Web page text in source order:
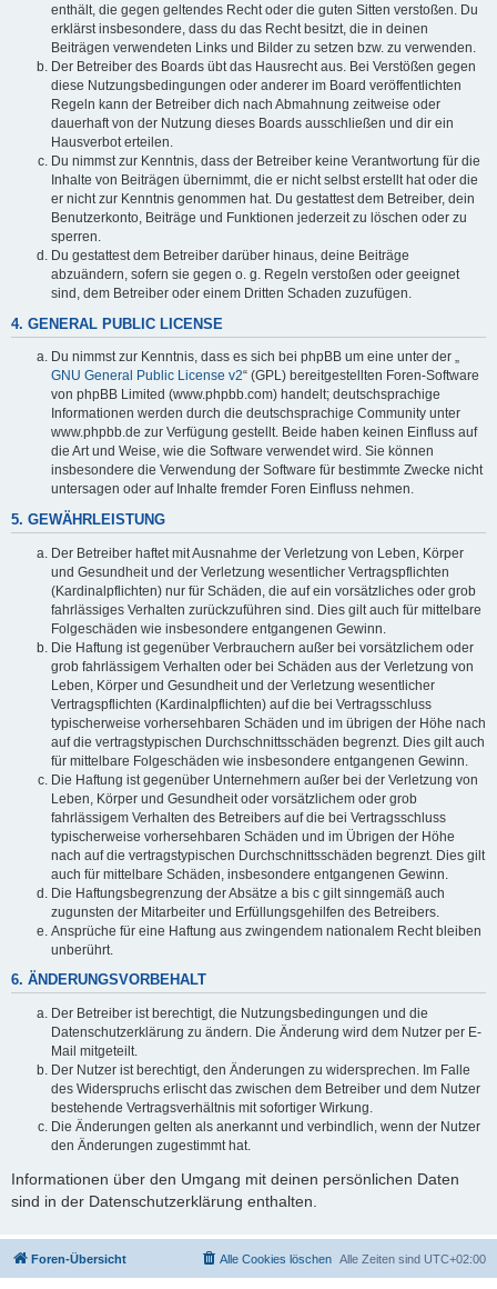
enthält, die gegen geltendes Recht oder die guten Sitten verstoßen. Du
erklärst insbesondere, dass du das Recht besitzt, die in deinen
Beiträgen verwendeten Links und Bilder zu setzen bzw. zu verwenden.
Der Betreiber des Boards übt das Hausrecht aus. Bei Verstößen gegen
diese Nutzungsbedingungen oder anderer im Board veröffentlichten
Regeln kann der Betreiber dich nach Abmahnung zeitweise oder
dauerhaft von der Nutzung dieses Boards ausschließen und dir ein
Hausverbot erteilen.
Du nimmst zur Kenntnis, dass der Betreiber keine Verantwortung für die
Inhalte von Beiträgen übernimmt, die er nicht selbst erstellt hat oder die
er nicht zur Kenntnis genommen hat. Du gestattest dem Betreiber, dein
Benutzerkonto, Beiträge und Funktionen jederzeit zu löschen oder zu
sperren.
Du gestattest dem Betreiber darüber hinaus, deine Beiträge
abzuändern, sofern sie gegen o. g. Regeln verstoßen oder geeignet
sind, dem Betreiber oder einem Dritten Schaden zuzufügen.
4. GENERAL PUBLIC LICENSE
Du nimmst zur Kenntnis, dass es sich bei phpBB um eine unter der „
GNU General Public License v2“ (GPL) bereitgestellten Foren-Software
von phpBB Limited (www.phpbb.com) handelt; deutschsprachige
Informationen werden durch die deutschsprachige Community unter
www.phpbb.de zur Verfügung gestellt. Beide haben keinen Einfluss auf
die Art und Weise, wie die Software verwendet wird. Sie können
insbesondere die Verwendung der Software für bestimmte Zwecke nicht
untersagen oder auf Inhalte fremder Foren Einfluss nehmen.
5. GEWÄHRLEISTUNG
Der Betreiber haftet mit Ausnahme der Verletzung von Leben, Körper
und Gesundheit und der Verletzung wesentlicher Vertragspflichten
(Kardinalpflichten) nur für Schäden, die auf ein vorsätzliches oder grob
fahrlässiges Verhalten zurückzuführen sind. Dies gilt auch für mittelbare
Folgeschäden wie insbesondere entgangenen Gewinn.
Die Haftung ist gegenüber Verbrauchern außer bei vorsätzlichem oder
grob fahrlässigem Verhalten oder bei Schäden aus der Verletzung von
Leben, Körper und Gesundheit und der Verletzung wesentlicher
Vertragspflichten (Kardinalpflichten) auf die bei Vertragsschluss
typischerweise vorhersehbaren Schäden und im übrigen der Höhe nach
auf die vertragstypischen Durchschnittsschäden begrenzt. Dies gilt auch
für mittelbare Folgeschäden wie insbesondere entgangenen Gewinn.
Die Haftung ist gegenüber Unternehmern außer bei der Verletzung von
Leben, Körper und Gesundheit oder vorsätzlichem oder grob
fahrlässigem Verhalten des Betreibers auf die bei Vertragsschluss
typischerweise vorhersehbaren Schäden und im Übrigen der Höhe
nach auf die vertragstypischen Durchschnittsschäden begrenzt. Dies gilt
auch für mittelbare Schäden, insbesondere entgangenen Gewinn.
Die Haftungsbegrenzung der Absätze a bis c gilt sinngemäß auch
zugunsten der Mitarbeiter und Erfüllungsgehilfen des Betreibers.
Ansprüche für eine Haftung aus zwingendem nationalem Recht bleiben
unberührt.
6. ÄNDERUNGSVORBEHALT
Der Betreiber ist berechtigt, die Nutzungsbedingungen und die
Datenschutzerklärung zu ändern. Die Änderung wird dem Nutzer per E-
Mail mitgeteilt.
Der Nutzer ist berechtigt, den Änderungen zu widersprechen. Im Falle
des Widerspruchs erlischt das zwischen dem Betreiber und dem Nutzer
bestehende Vertragsverhältnis mit sofortiger Wirkung.
Die Änderungen gelten als anerkannt und verbindlich, wenn der Nutzer
den Änderungen zugestimmt hat.
Informationen über den Umgang mit deinen persönlichen Daten
sind in der Datenschutzerklärung enthalten.
Foren-Übersicht Alle Zeiten sind UTC+02:00
Alle Cookies löschen